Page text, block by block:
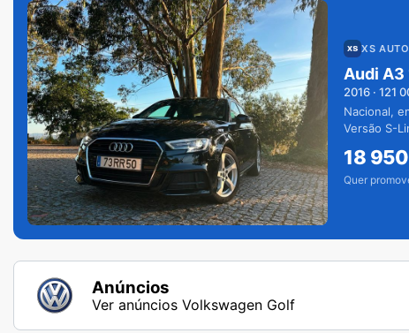
XS AUTO
Audi A3
2016 · 121
Nacional,
Versão S-
18 950
Quer
Anúncios
Ver anúncios Volkswagen Golf